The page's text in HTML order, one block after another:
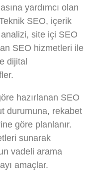
yardımcı olan
SEO, içerik
site içi SEO
SEO hizmetleri ile
dijital
hazırlanan SEO
durumuna, rekabet
göre planlanır.
sunarak
vadeli arama
amaçlar.